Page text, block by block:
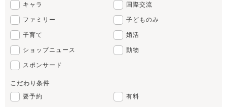
キャラ 国際交流
ファミリー 子どものみ
子育て 婚活
ショップニュース 動物
スポンサード
こだわり条件
要予約
有料